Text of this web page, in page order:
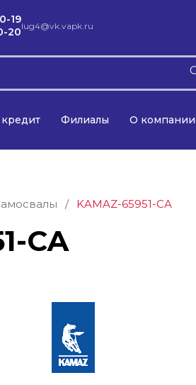
19
20lug4@vk.vapk.ru
Филиалы О компании
/ KAMAZ-65951-СА
СА